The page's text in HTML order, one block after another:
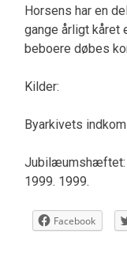
Horsens har en
gange årligt kåret
beboere døbes
Kilder:
Byarkivets
Jubilæumshæftet:
1999. 1999.
Facebook